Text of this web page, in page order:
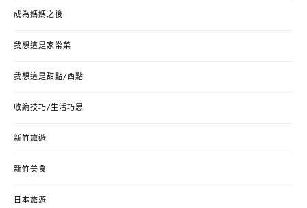
成為媽媽之後
我想這是家常菜
我想這是甜點/西點
收納技巧/生活巧思
新竹旅遊
新竹美食
日本旅遊